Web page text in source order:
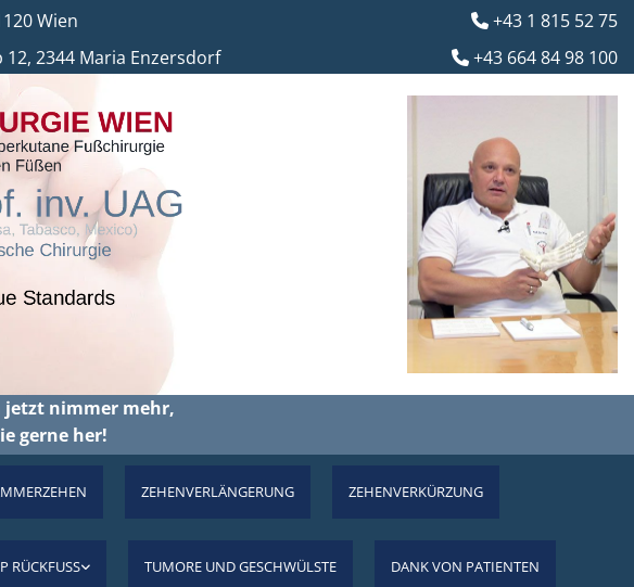
Wien  +43 1 815 52 75
2344 Maria Enzersdorf
 +43 664 84 98 100
jetzt nimmer mehr,
gerne her!
ZEHENVERLÄNGERUNG ZEHENVERKÜRZUNG
RÜCKFUSS TUMORE UND GESCHWÜLSTE DANK VON PATIENTEN